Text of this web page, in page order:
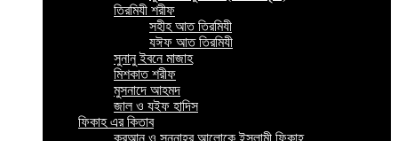
তিরমিযী শরীফ
সহীহ আত তিরমিযী
যঈফ আত তিরমিযী
সুনানু ইবনে মাজাহ
মিশকাত শরীফ
মুসনাদে আহমদ
জাল ও যইফ হাদিস
ফিকাহ এর কিতাব
কুরআন ও সুন্নাহর আলোকে ইসলামী ফিকাহ